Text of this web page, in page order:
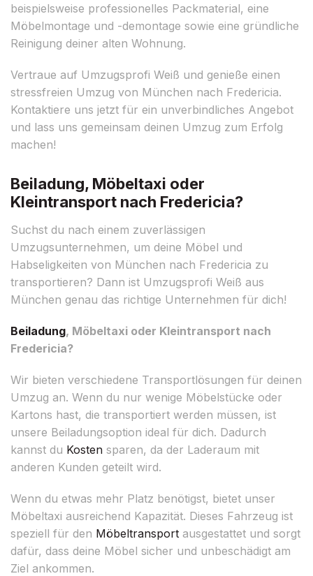
beispielsweise professionelles Packmaterial, eine
Möbelmontage und -demontage sowie eine gründliche
Reinigung deiner alten Wohnung.
Vertraue auf Umzugsprofi Weiß und genieße einen
stressfreien Umzug von München nach Fredericia.
Kontaktiere uns jetzt für ein unverbindliches Angebot
und lass uns gemeinsam deinen Umzug zum Erfolg
machen!
Beiladung, Möbeltaxi oder
Kleintransport nach Fredericia?
Suchst du nach einem zuverlässigen
Umzugsunternehmen, um deine Möbel und
Habseligkeiten von München nach Fredericia zu
transportieren? Dann ist Umzugsprofi Weiß aus
München genau das richtige Unternehmen für dich!
Beiladung, Möbeltaxi oder Kleintransport nach
Fredericia?
Wir bieten verschiedene Transportlösungen für deinen
Umzug an. Wenn du nur wenige Möbelstücke oder
Kartons hast, die transportiert werden müssen, ist
unsere Beiladungsoption ideal für dich. Dadurch
kannst du Kosten sparen, da der Laderaum mit
anderen Kunden geteilt wird.
Wenn du etwas mehr Platz benötigst, bietet unser
Möbeltaxi ausreichend Kapazität. Dieses Fahrzeug ist
speziell für den Möbeltransport ausgestattet und sorgt
dafür, dass deine Möbel sicher und unbeschädigt am
Ziel ankommen.